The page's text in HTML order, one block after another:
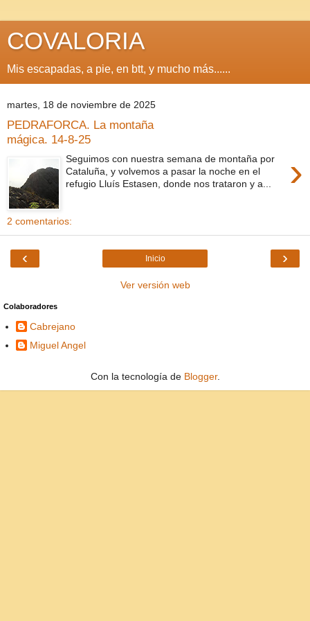
COVALORIA
Mis escapadas, a pie, en btt, y mucho más......
martes, 18 de noviembre de 2025
PEDRAFORCA. La montaña
mágica. 14-8-25
›
Seguimos con nuestra semana de montaña por
Cataluña, y volvemos a pasar la noche en el
refugio Lluís Estasen, donde nos trataron y a...
2 comentarios:
‹ ›
Inicio
Ver versión web
Colaboradores
Cabrejano
Miguel Angel
Con la tecnología de Blogger.